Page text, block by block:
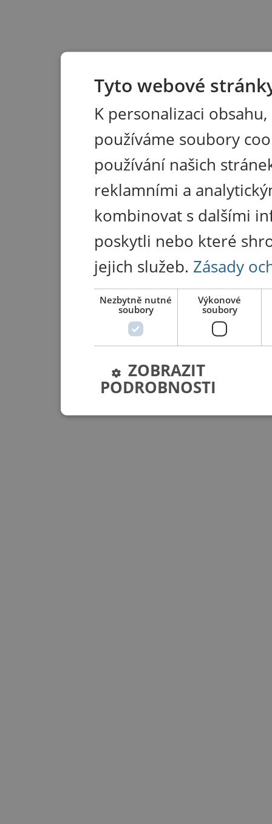
Tyto webové
K personalizaci
používáme soubory
používání našich
reklamními a
kombinovat s dalšími
poskytli nebo které
jejich služeb. Zásady
Nezbytně nutné
soubory
Výkonové
soubory
ZOBRAZIT
PODROBNOSTI